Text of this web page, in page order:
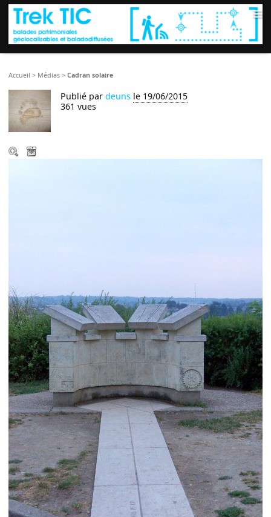
≡
Accueil > Médias >Cadran solaire
Publié pardeuns le 19/06/2015
361 vues